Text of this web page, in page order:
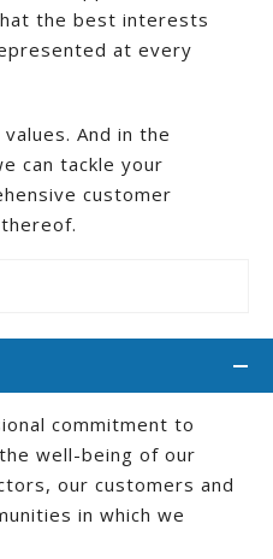
the best interests
at every
And in the
can tackle your
customer
commitment to
well-being of our
our customers and
in which we